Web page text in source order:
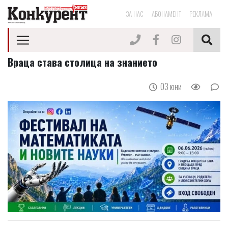
ЗА НАС АБОНАМЕНТ РЕКЛАМА
Враца става столица на знанието
03 юни